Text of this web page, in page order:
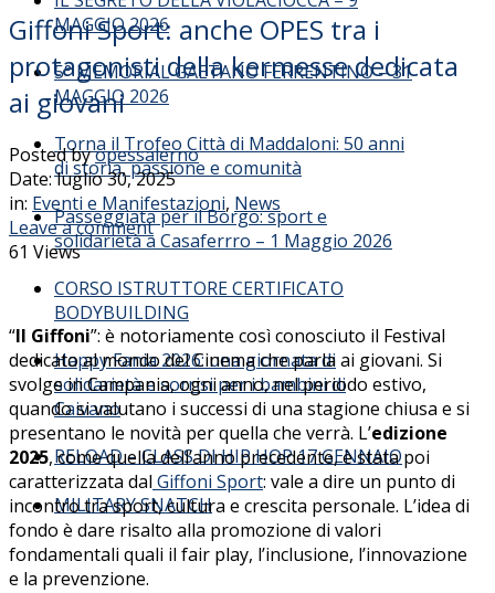
MAGGIO 2026
5° MEMORIAL GAETANO FERRENTINO – 31
MAGGIO 2026
Torna il Trofeo Città di Maddaloni: 50 anni
di storia, passione e comunità
Passeggiata per il Borgo: sport e
solidarietà a Casaferrro – 1 Maggio 2026
CORSO ISTRUTTORE CERTIFICATO
BODYBUILDING
Happy Fania 2026: una giornata di
solidarietà e sorrisi per i bambini di
Caivano
RELOAD – CLASS DI HIP HOP 17 GENNAIO
MILITARY SNATCH
Giffoni Sport: anche OPES tra i
protagonisti della kermesse dedicata
ai giovani
Posted byopessalerno
Date:luglio 30, 2025
in: Eventi e Manifestazioni, News
Leave a comment
61 Views
“Il Giffoni”: è notoriamente così conosciuto il Festival
dedicato al mondo del Cinema che parla ai giovani. Si
svolge in Campania, ogni anno, nel periodo estivo,
quando si valutano i successi di una stagione chiusa e si
presentano le novità per quella che verrà. L’edizione
2025, come quella dell’anno precedente, è stata poi
caratterizzata dal Giffoni Sport: vale a dire un punto di
incontro tra sport, cultura e crescita personale. L’idea di
fondo è dare risalto alla promozione di valori
fondamentali quali il fair play, l’inclusione, l’innovazione
e la prevenzione.